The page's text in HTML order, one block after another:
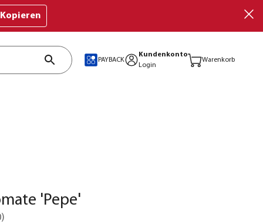
Kopieren
PAYBACK
Kundenkonto
Login
Warenkorb
'Pepe'
)